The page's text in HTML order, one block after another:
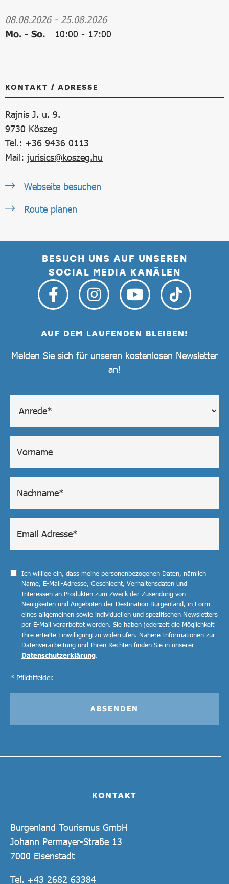
08.08.2026- 25.08.2026
Mo. - So.
10:00 - 17:00
KONTAKT / ADRESSE
Rajnis J. u. 9.
9730 Köszeg
Tel.: +36 9436 0113
Mail: jurisics@koszeg.hu
Webseite besuchen
Route planen
BESUCH UNS AUF UNSEREN
SOCIAL MEDIA KANÄLEN
KONTAKT
Burgenland Tourismus GmbH
Johann Permayer-Straße 13
7000 Eisenstadt
Tel. +43 2682 63384
AUF DEM LAUFENDEN BLEIBEN!
Melden Sie sich für unseren kostenlosen Newsletter
an!
Ich willige ein, dass meine personenbezogenen Daten, nämlich
Name, E-Mail-Adresse, Geschlecht, Verhaltensdaten und
Interessen an Produkten zum Zweck der Zusendung von
Neuigkeiten und Angeboten der Destination Burgenland, in Form
eines allgemeinen sowie individuellen und spezifischen Newsletters
per E-Mail verarbeitet werden. Sie haben jederzeit die Möglichkeit
Ihre erteilte Einwilligung zu widerrufen. Nähere Informationen zur
Datenverarbeitung und Ihren Rechten finden Sie in unserer
Datenschutzerklärung.
* Pflichtfelder.
ABSENDEN